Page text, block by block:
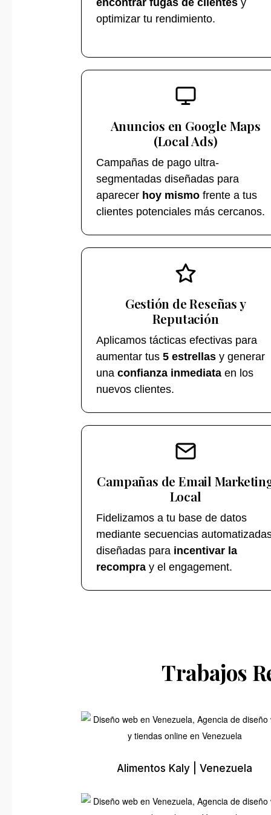
optimizar tu rendimiento.
Anuncios en Google Maps
(Local Ads)
Campañas de pago ultra-
segmentadas diseñadas para
aparecer hoy mismo frente a tus
clientes potenciales más cercanos.
Gestión de Reseñas y
Reputación
Aplicamos tácticas efectivas para
aumentar tus 5 estrellas y generar
una confianza inmediata en los
nuevos clientes.
Campañas de Email
Local
Fidelizamos a tu base de datos
mediante secuencias
diseñadas para incentivar la
recompra y el engagement.
Trabajos
Alimentos Kaly | Venezuela